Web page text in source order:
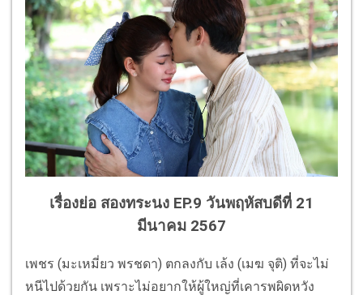
เรื่องย่อ สองทระนง EP.9 วันพฤหัสบดีที่ 21
มีนาคม 2567
เพชร (มะเหมี่ยว พรชดา) ตกลงกับ เล้ง (เมฆ จุติ) ที่จะไม่
หนีไปด้วยกัน เพราะไม่อยากให้ผู้ใหญ่ที่เคารพผิดหวัง